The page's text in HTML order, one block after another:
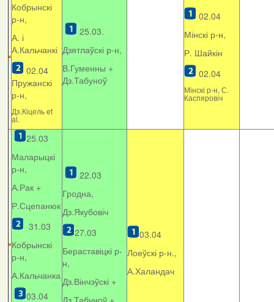
Кобрынскі
р-н,
А. і
А.Кальчанкі
02.04
Пружанскі
р-н,
Дз.Кіцель et
al.
25.03.
Дзятлаўскі р-н,
В.Гуменны +
Дз.Табуноў
02.04
Мінскі р-н,
Р. Шайкін
02.04
Мінскі р-н, С.
Каспяровіч
25.03
Маларыцкі
р-н,
А.Рак +
Р.Сцепанюк
31.03
Кобрынскі
р-н,
А.Кальчанка
03.04
22.03
Гродна,
Дз.Якубовіч
27.03
Бераставіцкі р-
н,
Дз.Вінчэўскі +
Дз.Табуноў +
03.04
Лоеўскі р-н.,
А.Халандач